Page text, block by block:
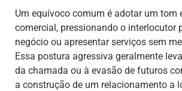
Um equívoco comum é adotar um tom
comercial, pressionando o interlocutor
negócio ou apresentar serviços sem
Essa postura agressiva geralmente
da chamada ou à evasão de futuros
a construção de um relacionamento a